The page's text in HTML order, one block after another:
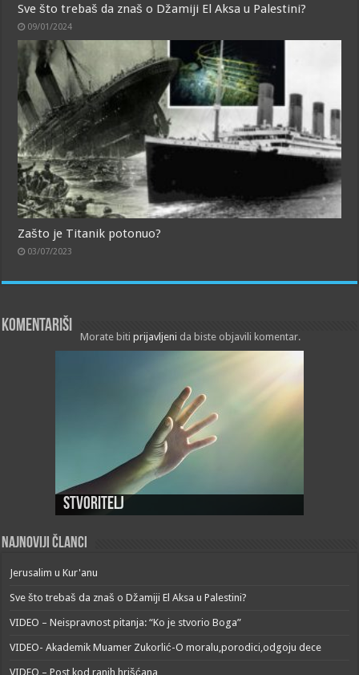
Sve što trebaš da znaš o Džamiji El Aksa u Palestini?
09/01/2024
Zašto je Titanik potonuo?
03/07/2023
Komentariši
Morate bitiprijavljeni da biste objavili komentar.
Stvoritelj
Najnoviji članci
Jerusalim u Kur'anu
Sve što trebaš da znaš o Džamiji El Aksa u Palestini?
VIDEO – Neispravnost pitanja: “Ko je stvorio Boga”
VIDEO- Akademik Muamer Zukorlić-O moralu,porodici,odgoju dece
VIDEO – Post kod ranih hrišćana